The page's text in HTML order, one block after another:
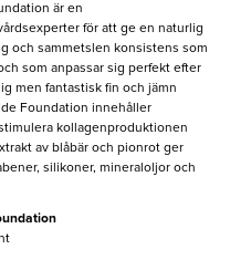
är en
för att ge en naturlig
och sammetslen konsistens som
som anpassar sig perfekt efter
men fantastisk fin och jämn
Foundation innehåller
kollagenproduktionen
av blåbär och pionrot ger
silikoner, mineraloljor och